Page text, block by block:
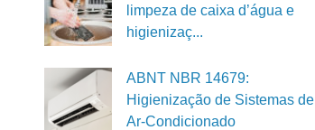
limpeza de caixa d’água e
higienizaç...
ABNT NBR 14679:
Higienização de Sistemas de
Ar-Condicionado